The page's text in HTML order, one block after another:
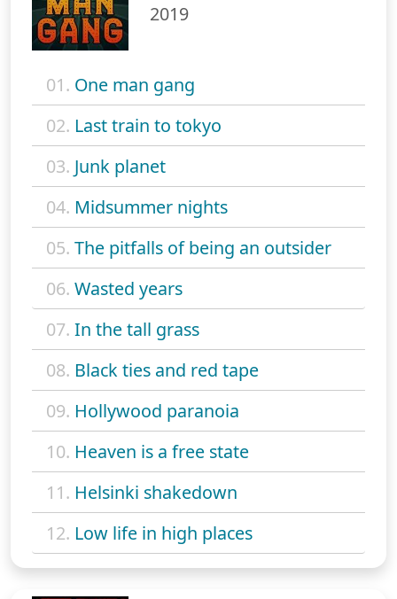
2019
01. One man gang
02. Last train to tokyo
03. Junk planet
04. Midsummer nights
05. The pitfalls of being an outsider
06. Wasted years
07. In the tall grass
08. Black ties and red tape
09. Hollywood paranoia
10. Heaven is a free state
11. Helsinki shakedown
12. Low life in high places